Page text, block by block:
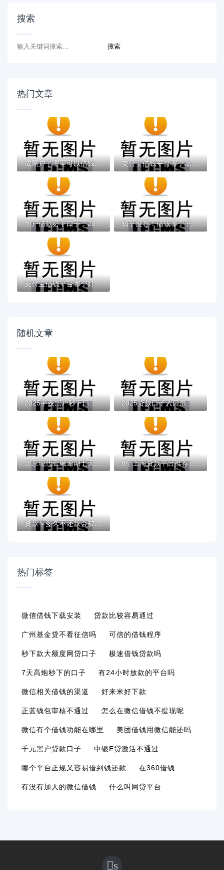
搜索
热门文章
成黑户了哪里可以借钱急用啊，2025五大专属... 支付宝借钱平台哪个靠谱？实测这5款低息灵活...
黑户借款必下口子：2025推荐5个通过率100%的... 知乎推荐！借钱哪个平台靠谱？这5个低息正规...
支付宝借钱平台哪个好？实测推荐这3个靠谱低...
随机文章
2025半夜黑户秒下口子？盘点最新7个借款无视... 2025贷款口子入口最新推荐：低门槛申请流程...
北京现代金融逾期七天怎么办？三步补救攻略... 8个上海贷款平台推荐，专为攻克网贷平台哪个...
贷款车多久不还款会被拖车？这些规定要记牢
热门标签
微信借钱下载安装 贷款比较容易通过
广州基金贷不看征信吗 可信的借钱程序
秒下款大额度网贷口子 极速借钱贷款吗
7天高炮秒下的口子 有24小时放款的平台吗
微信相关借钱的渠道 好来米好下款
正蓝钱包审核不通过 怎么在微信借钱不提现呢
微信有个借钱功能在哪里 美团借钱用微信能还吗
千元黑户贷款口子 中银e贷激活不通过
哪个平台正规又容易借到钱还款 在360借钱
有没有加人的微信借钱 什么叫网贷平台
s